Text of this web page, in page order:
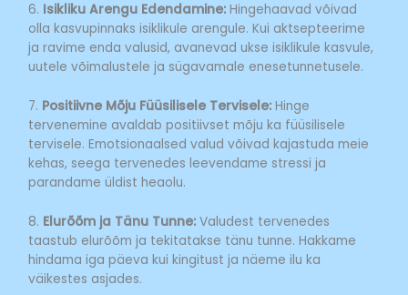
6. Isikliku Arengu Edendamine: Hingehaavad võivad
olla kasvupinnaks isiklikule arengule. Kui aktsepteerime
ja ravime enda valusid, avanevad ukse isiklikule kasvule,
uutele võimalustele ja sügavamale enesetunnetusele.
7. Positiivne Mõju Füüsilisele Tervisele: Hinge
tervenemine avaldab positiivset mõju ka füüsilisele
tervisele. Emotsionaalsed valud võivad kajastuda meie
kehas, seega tervenedes leevendame stressi ja
parandame üldist heaolu.
8. Elurõõm ja Tänu Tunne: Valudest tervenedes
taastub elurõõm ja tekitatakse tänu tunne. Hakkame
hindama iga päeva kui kingitust ja näeme ilu ka
väikestes asjades.